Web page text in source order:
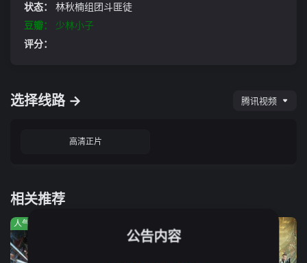
状态：
林秋楠组团斗匪徒
豆瓣：
少林小子
评分：
选择线路 → 腾讯视频
高清正片
相关推荐
人气:629
公告内容